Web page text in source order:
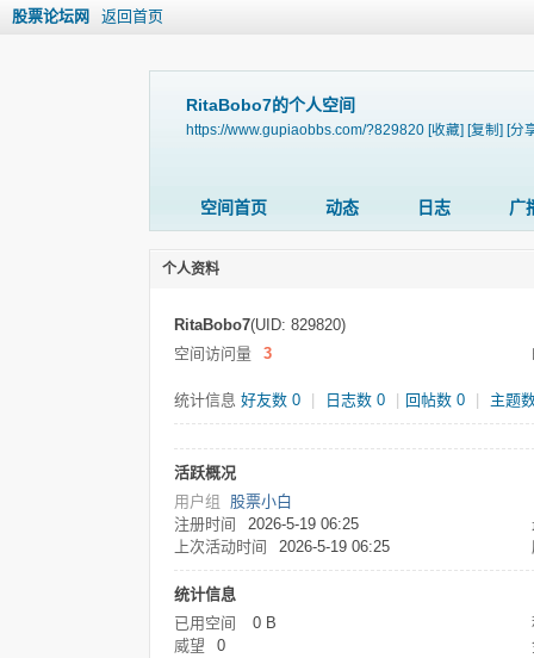
股票论坛网 返回首页
RitaBobo7的个人空间
https://www.gupiaobbs.com/?829820 [收藏] [复制] [分
空间首页 动态 日志 广
个人资料
RitaBobo7(UID: 829820)
空间访问量
3
统计信息 好友数 0 日志数 0 回帖数 0 主题
活跃概况
用户组 股票小白
注册时间
2026-5-19 06:25
上次活动时间
2026-5-19 06:25
统计信息
已用空间
0 B
威望
0